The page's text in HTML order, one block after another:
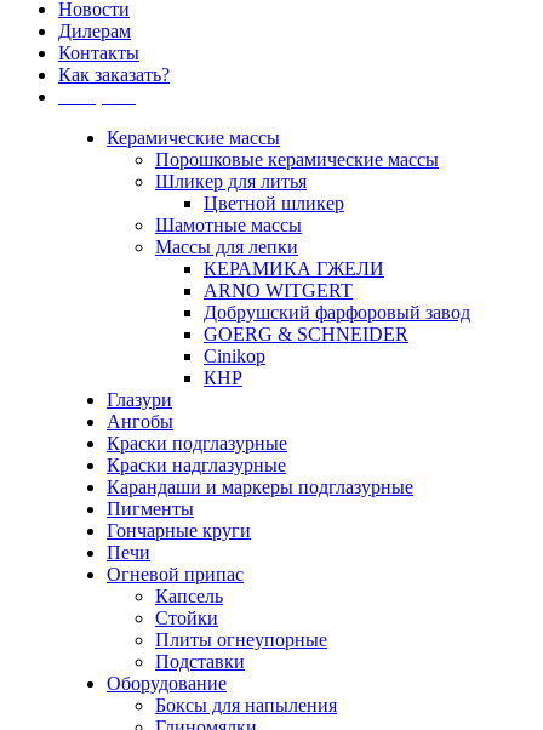
Новости
Дилерам
Контакты
Как заказать?
Керамические массы
Порошковые керамические массы
Шликер для литья
Цветной шликер
Шамотные массы
Массы для лепки
КЕРАМИКА ГЖЕЛИ
ARNO WITGERT
Добрушский фарфоровый завод
GOERG & SCHNEIDER
Cinikop
КНР
Глазури
Ангобы
Краски подглазурные
Краски надглазурные
Карандаши и маркеры подглазурные
Пигменты
Гончарные круги
Печи
Огневой припас
Капсель
Стойки
Плиты огнеупорные
Подставки
Оборудование
Боксы для напыления